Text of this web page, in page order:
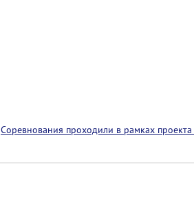
Соревнования проходили в рамках